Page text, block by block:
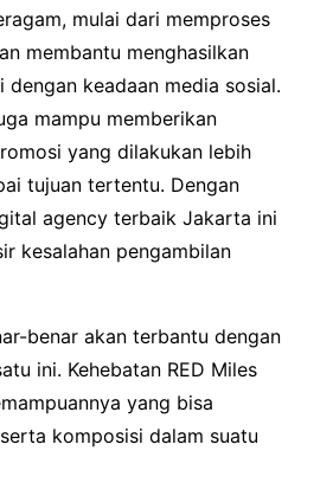
mulai dari memproses
membantu menghasilkan
dengan keadaan media sosial.
mampu memberikan
yang dilakukan lebih
tujuan tertentu. Dengan
agency terbaik Jakarta ini
kesalahan pengambilan
benar akan terbantu dengan
ini. Kehebatan RED Miles
yang bisa
komposisi dalam suatu